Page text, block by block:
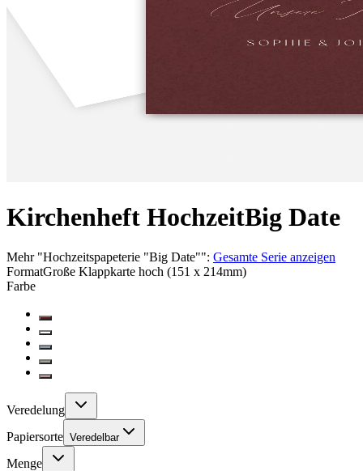
Kirchenheft HochzeitBig Date
Mehr"Hochzeitspapeterie "Big Date"": Gesamte Serie anzeigen
FormatGroße Klappkarte hoch (151 x 214mm)
Farbe
Veredelung
Papiersorte Veredelbar
Menge